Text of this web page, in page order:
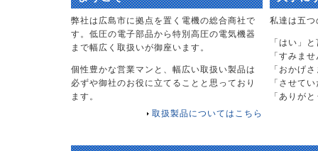
弊社は広島市に拠点を置く電機の総合商社で
す。低圧の電子部品から特別高圧の電気機器
まで幅広く取扱いが御座います。
個性豊かな営業マンと、幅広い取扱い製品は
必ずや御社のお役に立てることと思っており
ます。
取扱製品についてはこちら
私達は五
「はい」
「すみま
「おかげ
「させて
「ありが